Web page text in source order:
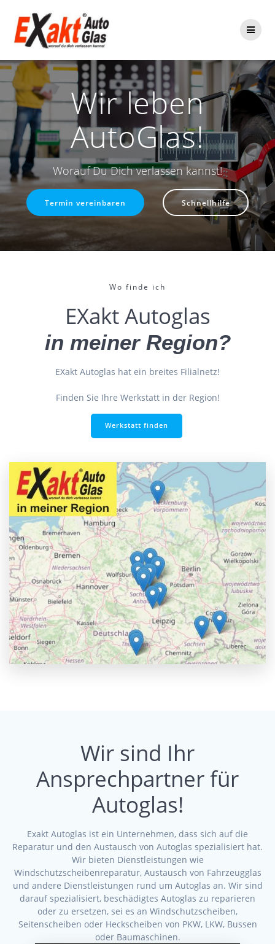
Wir leben
AutoGlas!
Worauf Du Dich verlassen kannst!
Termin vereinbaren Schnellhilfe
Wo finde ich
EXakt Autoglas
in meiner Region?
EXakt Autoglas hat ein breites Filialnetz!
Finden Sie Ihre Werkstatt in der Region!
Werkstatt finden
Wir sind Ihr
Ansprechpartner für
Autoglas!
Exakt Autoglas ist ein Unternehmen, dass sich auf die
Reparatur und den Austausch von Autoglas spezialisiert hat.
Wir bieten Dienstleistungen wie
Windschutzscheibenreparatur, Austausch von Fahrzeugglas
und andere Dienstleistungen rund um Autoglas an. Wir sind
darauf spezialisiert, beschädigtes Autoglas zu reparieren
oder zu ersetzen, sei es an Windschutzscheiben,
Seitenscheiben oder Heckscheiben von PKW, LKW, Bussen
oder Baumaschinen.